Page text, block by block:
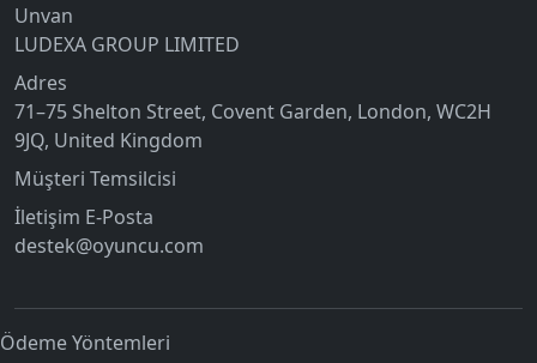
Unvan
LUDEXA GROUP LIMITED
Adres
71–75 Shelton Street, Covent Garden, London, WC2H
9JQ, United Kingdom
Müşteri Temsilcisi
İletişim E-Posta
destek@oyuncu.com
Ödeme Yöntemleri